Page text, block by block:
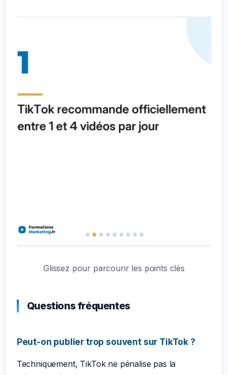
Glissez pour parcourir les points clés
Questions fréquentes
Peut-on publier trop souvent sur TikTok ?
Techniquement, TikTok ne pénalise pas la